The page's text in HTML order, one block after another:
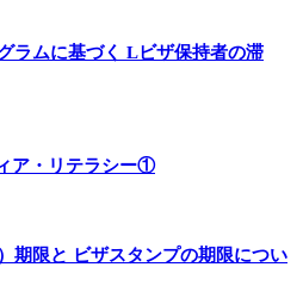
ラムに基づく Lビザ保持者の滞
ア・リテラシー①
期限と ビザスタンプの期限につい